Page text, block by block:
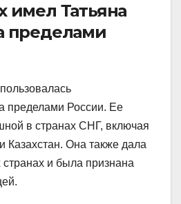
имел Татьяна
пределами
пределами России. Ее
в странах СНГ, включая
Казахстан. Она также дала
и была признана